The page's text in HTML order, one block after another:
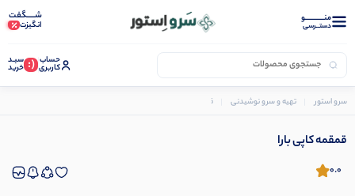
منــــــــــــو
دستــرسی
شـــــگفت
انگیزت
حساب
کاربری (: سبـد
خرید
سرو استور تهیه و سرو نوشیدنی قمقمه
قمقمه کاپی بارا
0.0